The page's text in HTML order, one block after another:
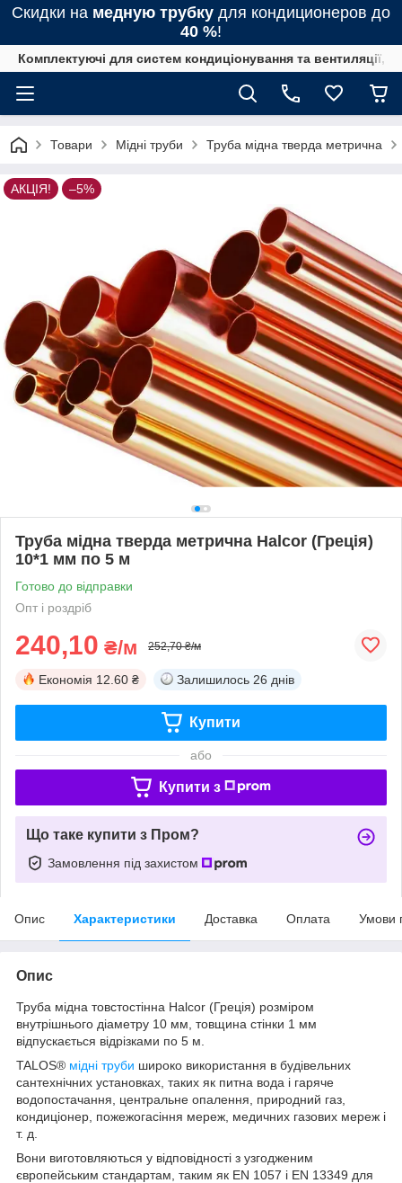
Скидки на медную трубку для кондиционеров до
40 %!
Комплектуючі для систем кондиціонування та вентиляції,
Товари Мідні труби Труба мідна тверда метрична
АКЦІЯ! –5%
Труба мідна тверда метрична Halcor (Греція)
10*1 мм по 5 м
Готово до відправки
Опт і роздріб
240,10 ₴/м 252,70 ₴/м
Економія 12.60 ₴ Залишилось 26 днів
Купити
або
Купити з
Що таке купити з Пром?
Замовлення під захистом
Опис Характеристики Доставка Оплата Умови
Опис
Труба мідна товстостінна Halcor (Греція) розміром
внутрішнього діаметру 10 мм, товщина стінки 1 мм
відпускається відрізками по 5 м.
TALOS® мідні труби широко використання в будівельних
сантехнічних установках, таких як питна вода і гаряче
водопостачання, центральне опалення, природний газ,
кондиціонер, пожежогасіння мереж, медичних газових мереж і
т. д.
Вони виготовляються у відповідності з узгодженим
європейським стандартам, таким як EN 1057 і EN 13349 для